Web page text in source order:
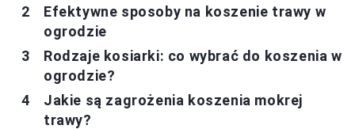
Efektywne sposoby na koszenie trawy w
ogrodzie
Rodzaje kosiarki: co wybrać do koszenia w
ogrodzie?
Jakie są zagrożenia koszenia mokrej
trawy?